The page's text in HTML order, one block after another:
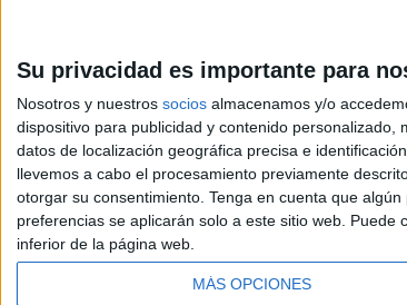
Su privacidad es importante para
Nosotros y nuestros socios almacenamos y/o
dispositivo para publicidad y contenido personalizado,
datos de localización geográfica precisa e
llevemos a cabo el procesamiento previamente
otorgar su consentimiento. Tenga en cuenta que
preferencias se aplicarán solo a este sitio web.
inferior de la página web.
MÁS OPCIONES
©